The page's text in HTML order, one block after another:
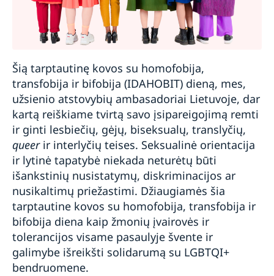
Šią tarptautinę kovos su homofobija,
transfobija ir bifobija (IDAHOBIT) dieną, mes,
užsienio atstovybių ambasadoriai Lietuvoje, dar
kartą reiškiame tvirtą savo įsipareigojimą remti
ir ginti lesbiečių, gėjų, biseksualų, translyčių,
queerir interlyčių teises. Seksualinė orientacija
ir lytinė tapatybė niekada neturėtų būti
išankstinių nusistatymų, diskriminacijos ar
nusikaltimų priežastimi. Džiaugiamės šia
tarptautine kovos su homofobija, transfobija ir
bifobija diena kaip žmonių įvairovės ir
tolerancijos visame pasaulyje švente ir
galimybe išreikšti solidarumą su LGBTQI+
bendruomene.